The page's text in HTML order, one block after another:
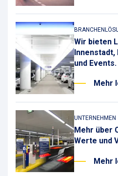
Wir bieten
Innenstadt,
und Events.
Mehr
Mehr über
Werte und
UNTERNEHMEN
Mehr